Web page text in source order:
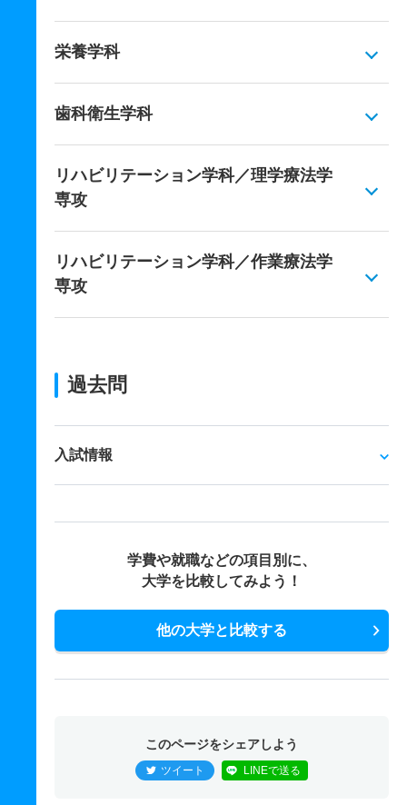
栄養学科
歯科衛生学科
リハビリテーション学科／理学療法学
専攻
リハビリテーション学科／作業療法学
専攻
過去問
入試情報
学費や就職などの項目別に、
大学を比較してみよう！
他の大学と比較する
このページをシェアしよう
ツイート LINEで送る